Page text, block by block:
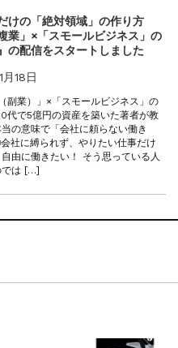
の系譜...
郎）五刷...
峰文三）...
を軽視し...
けの「絶対領域」の作り方
」×「スモールビジネス」の
の配信をスタートしました
月18日
副業）」×「スモールビジネス」の
代で5億円の資産を築いた著者が教
当の意味で「会社に頼らない働き
社に縛られず、やりたい仕事だけ
由に働きたい！ そう思っている人
では […]